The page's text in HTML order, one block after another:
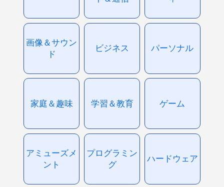
画像＆サウン
ド
ビジネス パーソナル
家庭＆趣味 学習＆教育 ゲーム
アミューズメ
ント
プログラミン
グ
ハードウェア